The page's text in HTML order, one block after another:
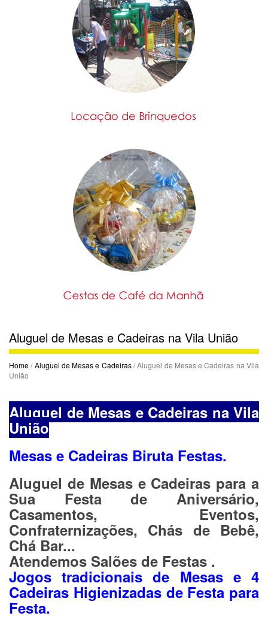
Aluguel de Mesas e Cadeiras na Vila União
Home/Aluguel de Mesas e Cadeiras/ Aluguel de Mesas e Cadeiras na Vila
União
Aluguel de Mesas e Cadeiras na Vila
União
Mesas e Cadeiras Biruta Festas.
Aluguel de Mesas e Cadeiras para a
Sua Festa de Aniversário,
Casamentos, Eventos,
Confraternizações, Chás de Bebê,
Chá Bar...
Atendemos Salões de Festas .
Jogos tradicionais de Mesas e 4
Cadeiras Higienizadas de Festa para
Festa.